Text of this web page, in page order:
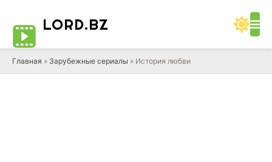
LORD.BZ
Главная » Зарубежные сериалы » История любви